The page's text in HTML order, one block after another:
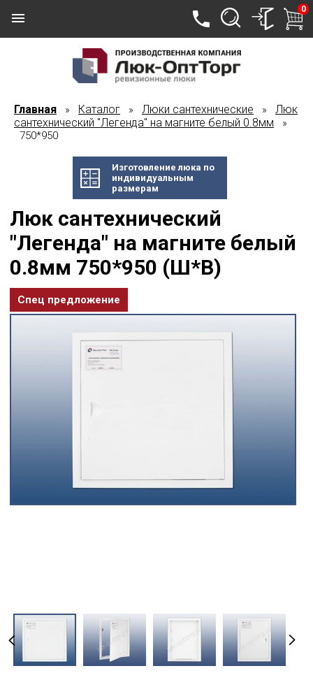
0
Главная » Каталог » Люки сантехнические » Люк
сантехнический "Легенда" на магните белый 0.8мм »
750*950
Изготовление люка по
индивидуальным
размерам
Люк сантехнический
"Легенда" на магните белый
0.8мм 750*950 (Ш*В)
Спец предложение